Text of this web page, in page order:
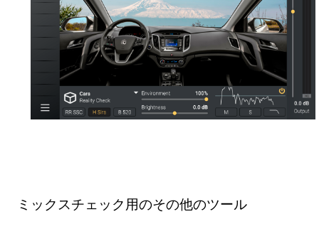
ミックスチェック用のその他のツール